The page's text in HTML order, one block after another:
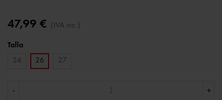
47,99 € (IVA inc.)
Talla
24
26 27
- +